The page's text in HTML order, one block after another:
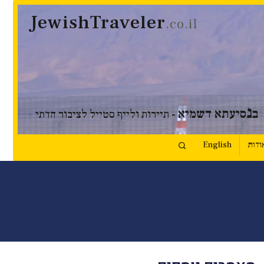
JewishTraveler.co.il
בנסיעתא דשמיא- תיירות ולייף סטייל לציבור הדתי
English